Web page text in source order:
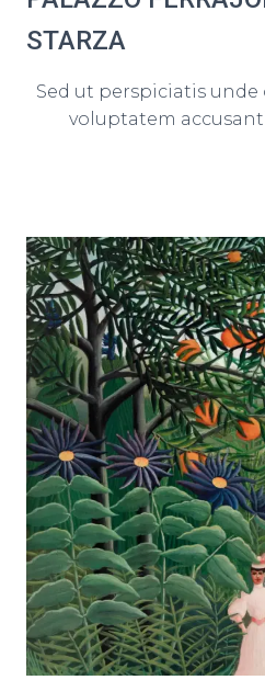
STARZA
Sed ut perspiciatis
voluptatem